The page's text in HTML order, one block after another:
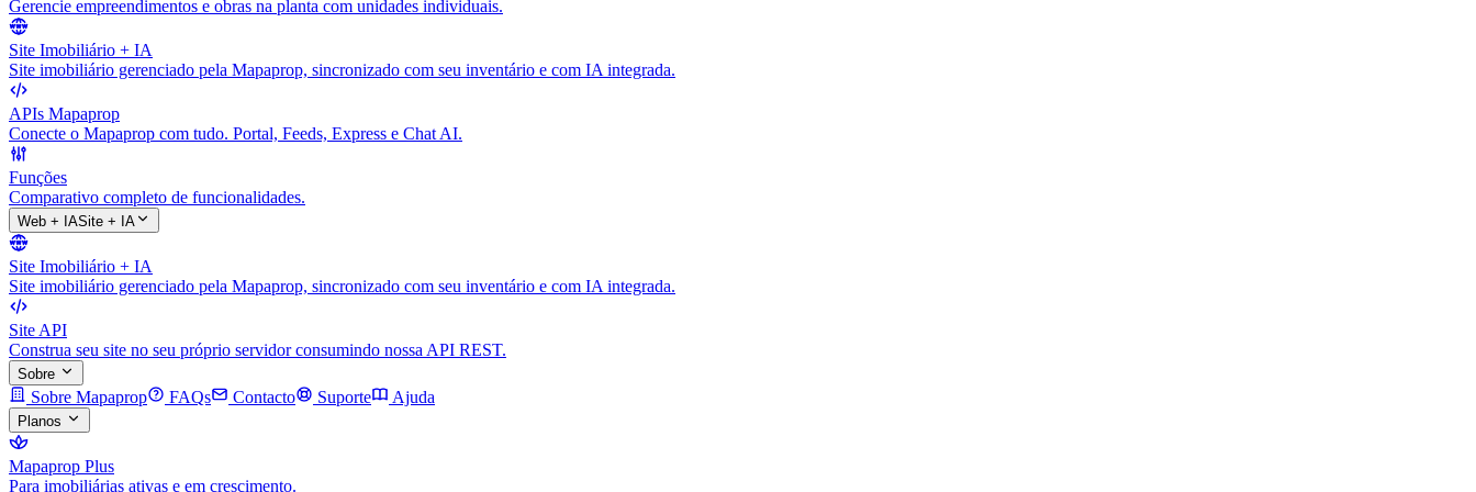
Gerencie empreendimentos e obras na planta com unidades individuais.
Site Imobiliário + IA
Site imobiliário gerenciado pela Mapaprop, sincronizado com seu inventário e com IA integrada.
APIs Mapaprop
Conecte o Mapaprop com tudo. Portal, Feeds, Express e Chat AI.
Funções
Comparativo completo de funcionalidades.
Web + IASite + IA
Site Imobiliário + IA
Site imobiliário gerenciado pela Mapaprop, sincronizado com seu inventário e com IA integrada.
Site API
Construa seu site no seu próprio servidor consumindo nossa API REST.
Sobre
Sobre Mapaprop FAQs Contacto Suporte Ajuda
Planos
Mapaprop Plus
Para imobiliárias ativas e em crescimento.